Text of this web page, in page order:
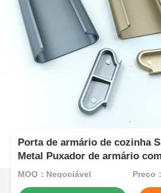
Porta de armário de cozinha
Metal Puxador de armário
embutido
MOQ：Negociável Preço